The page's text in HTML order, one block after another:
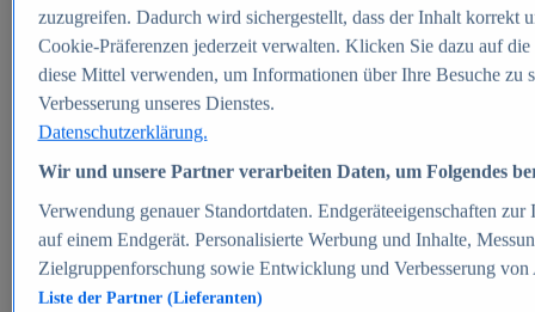
Zum Report
E-commerce
Beliebte Statistiken
Aktuelle Statistiken
E-Commerce - Entwicklung des Umsatzes in
Deutschland 1999-2025
Umsatz von Amazon in Deutschland und weltweit
2010-2025
B2C-E-Commerce: Top-50 Online Shops in
Deutschland 2024
Marktanteile von Online-Zahlungsverfahren in
Deutschland 2024
Umsatzstarke Warengruppen im Online-Handel in
Deutschland 2023-2025
zuzugreifen. Dadurch wird sichergestellt, dass der Inhalt korrekt
Cookie-Präferenzen jederzeit verwalten. Klicken Sie dazu auf
diese Mittel verwenden, um Informationen über Ihre Besuche
Verbesserung unseres Dienstes.
Datenschutzerklärung.
Wir und unsere Partner verarbeiten Daten, um Folgendes
Verwendung genauer Standortdaten. Endgeräteeigenschaften
auf einem Endgerät. Personalisierte Werbung und Inhalte,
Zielgruppenforschung sowie Entwicklung und Verbesserung von
Liste der Partner (Lieferanten)